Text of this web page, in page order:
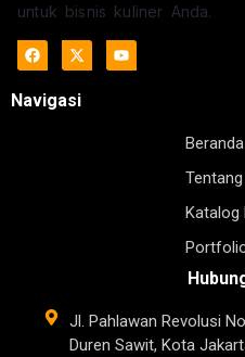
untuk bisnis kuliner Anda.
Navigasi
Beranda
Katalog
Jl. Pahlawan Revolusi
Duren Sawit, Kota